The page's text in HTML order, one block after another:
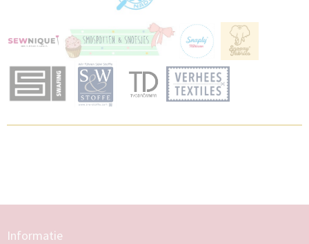
Informatie